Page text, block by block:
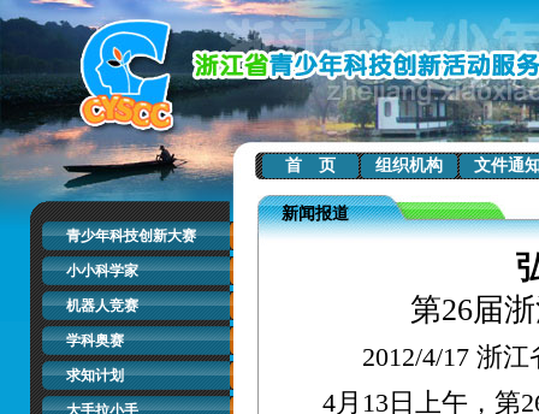
首 页 组织机构 文件通
青少年科技创新大赛
小小科学家
机器人竞赛
学科奥赛
求知计划
大手拉小手
新闻报道
第26届
2012/4/17 浙
4月13日上午，第26